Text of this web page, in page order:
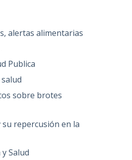
alertas alimentarias
Publica
sobre brotes
repercusión en la
Salud